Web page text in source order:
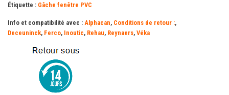
FERCO
Étiquette : Gâche fenêtre PVC
Info et compatibilité avec : Alphacan, Conditions de retour :,
Deceuninck, Ferco, Inoutic, Rehau, Reynaers, Véka